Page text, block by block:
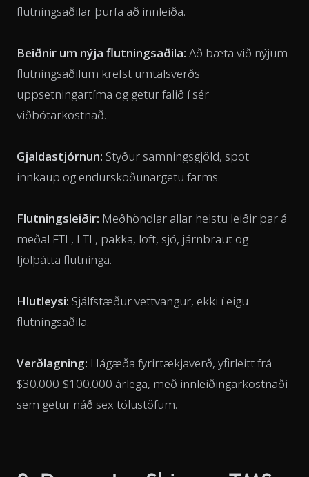
flutningsaðilar þurfa að innleiða.
Beiðnir um nýja flutningsaðila: Að bæta við nýjum
flutningsaðilum krefst umtalsverðs
uppsetningartíma og getur falið í sér
viðbótarkostnað.
Gjaldastjórnun: Styður samningsgjöld, spot
innkaup og endurskoðunargetu farms.
Flutningsleiðir: Meðhöndlar allar helstu leiðir þar á
meðal FTL, LTL, pakka, loft, sjó, járnbraut og
fjölþátta flutninga.
Hlutleysi: Sjálfstæður vettvangur, ekki í eigu
flutningsaðila.
Verðlagning: Hágæða fyrirtækjaverð, yfirleitt frá
$30.000-$100.000 árlega, með innleiðingarkostnaði
sem getur náð sex tölustöfum.